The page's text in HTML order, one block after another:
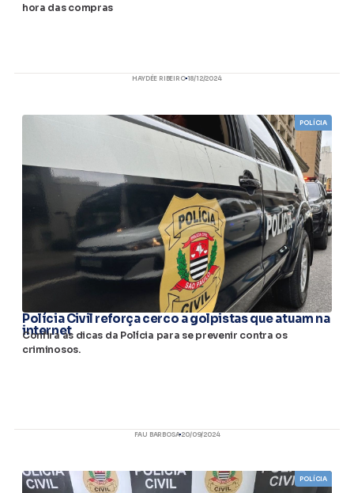
hora das compras
HAYDÉE RIBEIRO 18/12/2024
POLÍCIA
Polícia Civil reforça cerco a golpistas que atuam na
internet
Confira as dicas da Polícia para se prevenir contra os
criminosos.
FAU BARBOSA 20/09/2024
POLÍCIA